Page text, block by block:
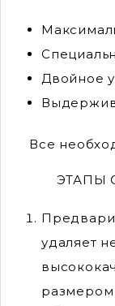
Двойное
Все
ЭТАПЫ
удаляет